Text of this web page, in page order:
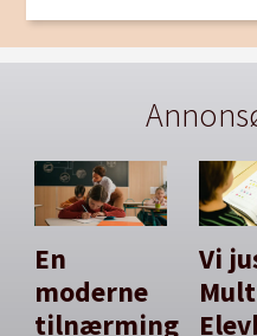
En
moderne
tilnærming
Vi